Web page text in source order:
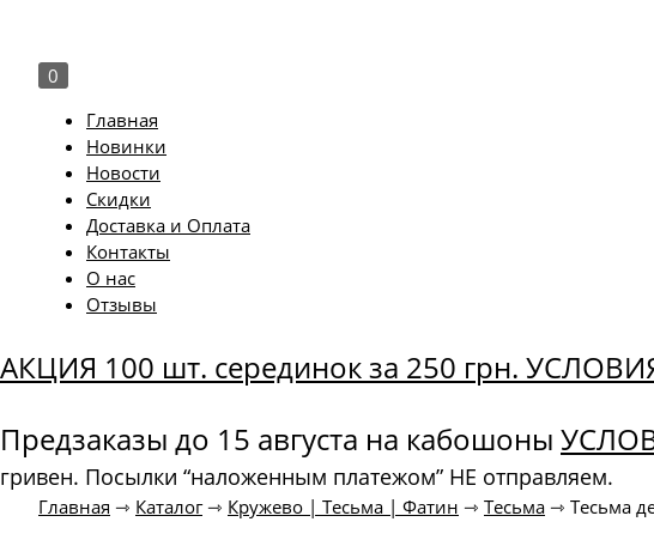
0
Главная
Новинки
Новости
Скидки
Доставка и Оплата
Контакты
О нас
Отзывы
АКЦИЯ 100 шт. серединок за 250 грн.
Предзаказы до 15 августа на кабошоны
гривен. Посылки “наложенным платежом” НЕ отправляем.
Главная ⇾ Каталог⇾ Кружево | Тесьма | Фатин ⇾ Тесьма ⇾ Тесьма